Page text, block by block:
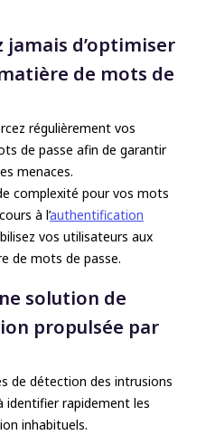
jamais d’optimiser
de mots de
régulièrement vos
de passe afin de garantir
menaces.
complexité pour vos mots
à l’authentification
vos utilisateurs aux
de mots de passe.
solution de
propulsée par
de détection des intrusions
identifier rapidement les
inhabituels.